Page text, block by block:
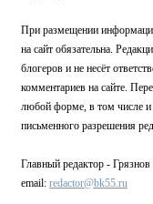
При размещении
на сайт обязательна.
блогеров и не несёт
комментариев на сайте.
любой форме, в том числе
письменного разрешения
Главный редактор -
email: redactor@bk55.ru